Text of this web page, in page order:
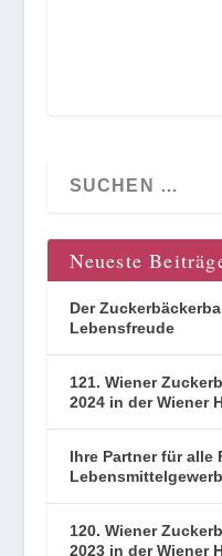
Neueste
Der
Lebensfreude
121. Wiener
2024 in der Wiener
Ihre Partner für alle
120. Wiener
2023 in der Wiener